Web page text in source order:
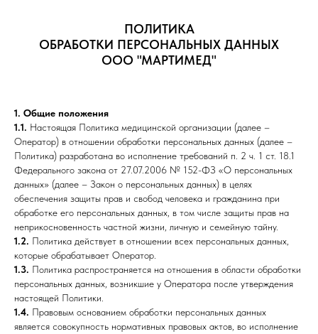
ПОЛИТИКА
ОБРАБОТКИ ПЕРСОНАЛЬНЫХ ДАННЫХ
ООО "МАРТИМЕД"
1. Общие положения
1.1. Настоящая Политика медицинской организации (далее –
Оператор) в отношении обработки персональных данных (далее –
Политика) разработана во исполнение требований п. 2 ч. 1 ст. 18.1
Федерального закона от 27.07.2006 № 152-ФЗ «О персональных
данных» (далее – Закон о персональных данных) в целях
обеспечения защиты прав и свобод человека и гражданина при
обработке его персональных данных, в том числе защиты прав на
неприкосновенность частной жизни, личную и семейную тайну.
1.2. Политика действует в отношении всех персональных данных,
которые обрабатывает Оператор.
1.3. Политика распространяется на отношения в области обработки
персональных данных, возникшие у Оператора после утверждения
настоящей Политики.
1.4. Правовым основанием обработки персональных данных
является совокупность нормативных правовых актов, во исполнение